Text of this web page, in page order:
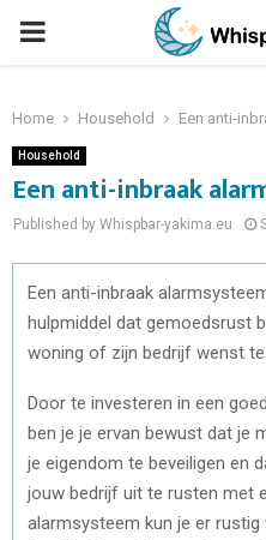
PRIMARY
Home Household Een anti-
Household
Een anti-inbraak
Published by Whispbar-yakima.eu
Een anti-inbraak
hulpmiddel dat gemoedsrust
woning of zijn bedrijf wenst te
Door te investeren in een
ben je je ervan bewust dat je
je eigendom te beveiligen en
jouw bedrijf uit te rusten met
alarmsysteem kun je er